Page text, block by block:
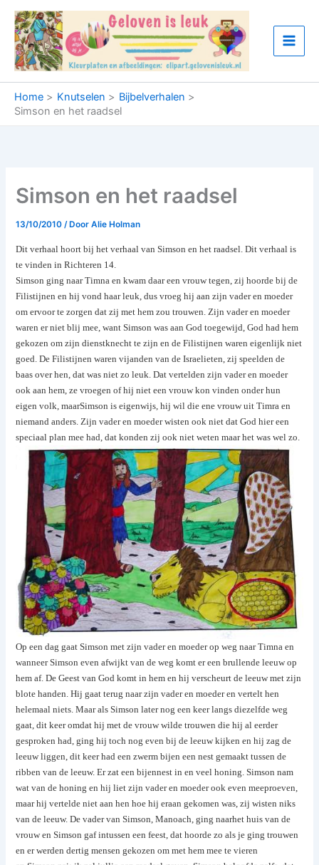
naar
inhoud
Home Knutselen
Bijbelverhalen
Simson en het raadsel
Simson en het raadsel
13/10/2010/ DoorAlie Holman
Dit verhaal hoort bij het verhaal van Simson en het raadsel. Dit verhaal is
te vinden in Richteren 14.
Simson ging naar Timna en kwam daar een vrouw tegen, zij hoorde bij de
Filistijnen en hij vond haar leuk, dus vroeg hij aan zijn vader en moeder
om ervoor te zorgen dat zij met hem zou trouwen. Zijn vader en moeder
waren er niet blij mee, want Simson was aan God toegewijd, God had hem
gekozen om zijn dienstknecht te zijn en de Filistijnen waren eigenlijk niet
goed. De Filistijnen waren vijanden van de Israelieten, zij speelden de
baas over hen, dat was niet zo leuk. Dat vertelden zijn vader en moeder
ook aan hem, ze vroegen of hij niet een vrouw kon vinden onder hun
eigen volk, maarSimson is eigenwijs, hij wil die ene vrouw uit Timra en
niemand anders. Zijn vader en moeder wisten ook niet dat God hier een
speciaal plan mee had, dat konden zij ook niet weten maar het was wel zo.
Op een dag gaat Simson met zijn vader en moeder op weg naar Timna en
wanneer Simson even afwijkt van de weg komt er een brullende leeuw op
hem af. De Geest van God komt in hem en hij verscheurt de leeuw met zijn
blote handen. Hij gaat terug naar zijn vader en moeder en vertelt hen
helemaal niets. Maar als Simson later nog een keer langs diezelfde weg
gaat, dit keer omdat hij met de vrouw wilde trouwen die hij al eerder
gesproken had, ging hij toch nog even bij de leeuw kijken en hij zag de
leeuw liggen, dit keer had een zwerm bijen een nest gemaakt tussen de
ribben van de leeuw. Er zat een bijennest in en veel honing. Simson nam
wat van de honing en hij liet zijn vader en moeder ook even meeproeven,
maar hij vertelde niet aan hen hoe hij eraan gekomen was, zij wisten niks
van de leeuw. De vader van Simson, Manoach, ging naarhet huis van de
vrouw en Simson gaf intussen een feest, dat hoorde zo als je ging trouwen
en er werden dertig mensen gekozen om met hem mee te vieren